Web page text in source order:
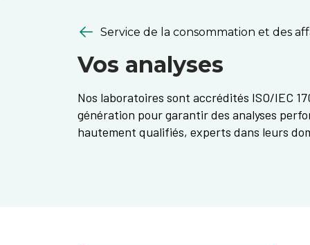
Service de la consommation et des
Vos analyses
Nos laboratoires sont accrédités ISO/IEC
génération pour garantir des analyses
hautement qualifiés, experts dans leurs